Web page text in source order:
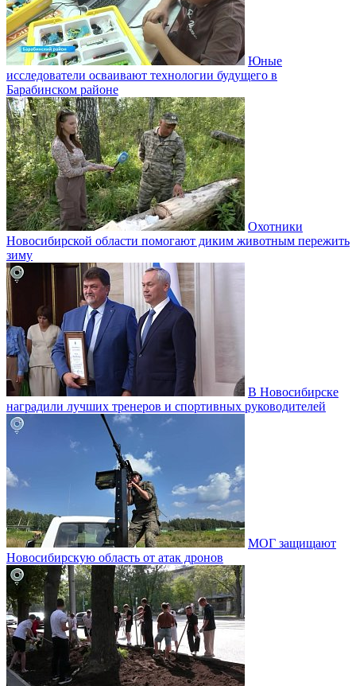
Юные
исследователи осваивают технологии будущего в
Барабинском районе
Охотники
Новосибирской области помогают диким животным пережить
зиму
В Новосибирске
наградили лучших тренеров и спортивных руководителей
МОГ защищают
Новосибирскую область от атак дронов